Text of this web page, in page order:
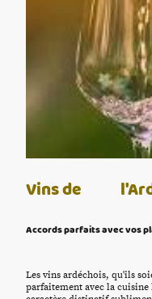
Vins de
Accords parfaits avec vos
Les vins ardéchois, qu'ils
parfaitement avec la